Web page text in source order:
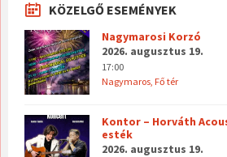
KÖZELGŐ ESEMÉNYEK
Nagymarosi Korzó
2026. augusztus 19.
17:00
Nagymaros, Fő tér
Kontor – Horváth
esték
2026. augusztus 19.